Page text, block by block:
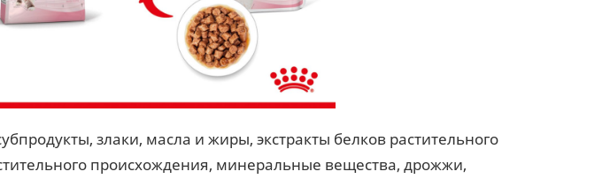
злаки, масла и жиры, экстракты белков растительного
происхождения, минеральные вещества, дрожжи,